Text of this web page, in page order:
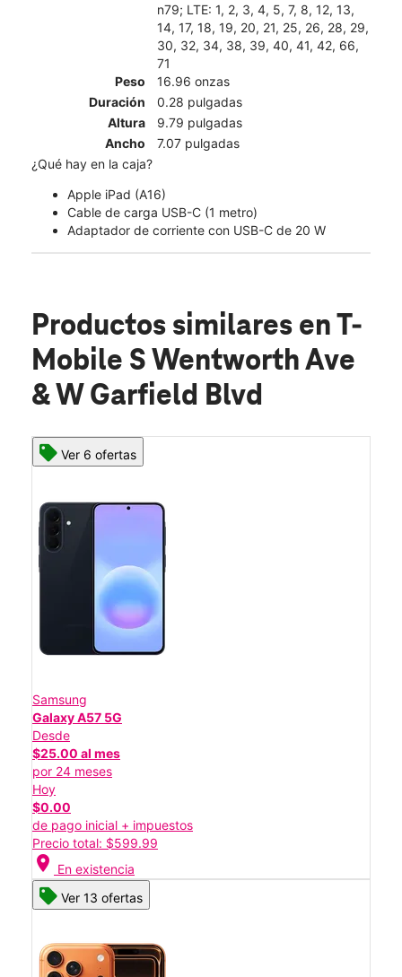
n79; LTE: 1, 2, 3, 4, 5, 7, 8, 12, 13,
14, 17, 18, 19, 20, 21, 25, 26, 28, 29,
30, 32, 34, 38, 39, 40, 41, 42, 66,
71
Peso
16.96 onzas
Duración
0.28 pulgadas
Altura
9.79 pulgadas
Ancho
7.07 pulgadas
¿Qué hay en la caja?
Apple iPad (A16)
Cable de carga USB-C (1 metro)
Adaptador de corriente con USB-C de 20 W
Productos similares en T-
Mobile S Wentworth Ave
& W Garfield Blvd
Ver 6 ofertas
Samsung
Galaxy A57 5G
Desde
$25.00 al mes
por 24 meses
Hoy
$0.00
de pago inicial + impuestos
Precio total: $599.99
location_on En existencia
Ver 13 ofertas